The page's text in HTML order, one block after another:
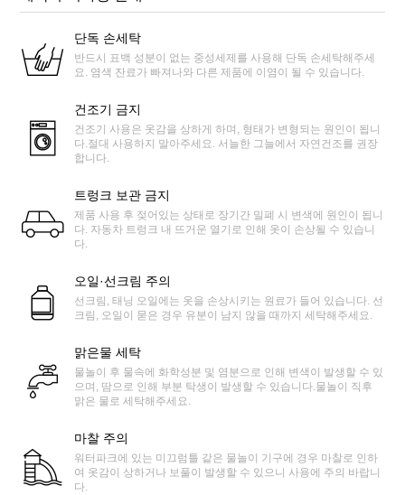
단독 손세탁
반드시 표백 성분이 없는 중성세제를 사용해 단독 손세탁해주세
요. 염색 잔료가 빠져나와 다른 제품에 이염이 될 수 있습니다.
건조기 금지
건조기 사용은 옷감을 상하게 하며, 형태가 변형되는 원인이 됩니
다.절대 사용하지 말아주세요. 서늘한 그늘에서 자연건조를 권장
합니다.
트렁크 보관 금지
제품 사용 후 젖어있는 상태로 장기간 밀폐 시 변색에 원인이 됩니
다. 자동차 트렁크 내 뜨거운 열기로 인해 옷이 손상될 수 있습니
다.
오일·선크림 주의
선크림, 태닝 오일에는 옷을 손상시키는 원료가 들어 있습니다. 선
크림, 오일이 묻은 경우 유분이 남지 않을 때까지 세탁해주세요.
맑은물 세탁
물놀이 후 물속에 화학성분 및 염분으로 인해 변색이 발생할 수 있
으며, 땀으로 인해 부분 탁생이 발생할 수 있습니다.물놀이 직후
맑은 물로 세탁해주세요.
마찰 주의
워터파크에 있는 미끄럼틀 같은 물놀이 기구에 경우 마찰로 인하
여 옷감이 상하거나 보풀이 발생할 수 있으니 사용에 주의 바랍니
다.